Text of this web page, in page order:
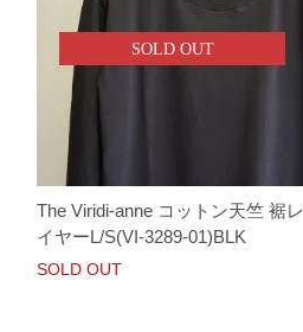
SOLD OUT
The Viridi-anne コットン天竺 裾レ
イヤーL/S(VI-3289-01)BLK
SOLD OUT